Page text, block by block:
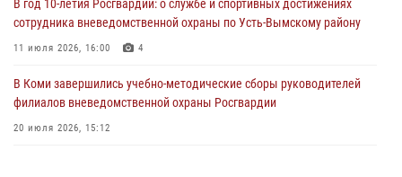
20 июля 2026, 15:03
В год 10-летия Росгвардии: о службе и спортивных достижениях
сотрудника вневедомственной охраны по Усть-Вымскому району
11 июля 2026, 16:00 4
В Коми завершились учебно-методические сборы руководителей
филиалов вневедомственной охраны Росгвардии
20 июля 2026, 15:12